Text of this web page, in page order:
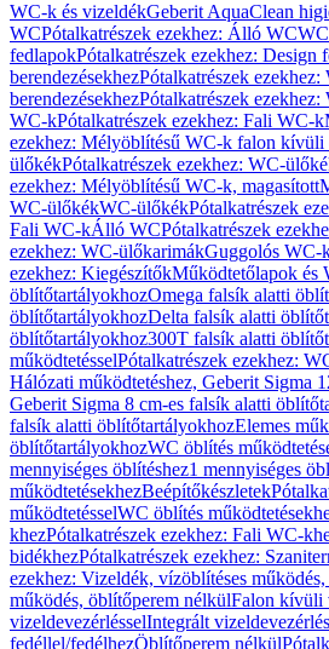
WC-k és vizeldékGeberit AquaClean
WCPótalkatrészek ezekhez: Álló WC
fedlapokPótalkatrészek ezekhez: Design
berendezésekhezPótalkatrészek ezekhez:
berendezésekhezPótalkatrészek ezekhez:
WC-kPótalkatrészek ezekhez: Fali WC-k
ezekhez: Mélyöblítésű WC-k falon kívüli
ülőkékPótalkatrészek ezekhez: WC-
ezekhez: Mélyöblítésű WC-k, magasított
WC-ülőkékWC-ülőkékPótalkatrészek
Fali WC-kÁlló WCPótalkatrészek
ezekhez: WC-ülőkarimákGuggolós WC-
ezekhez: KiegészítőkMűködtetőlapok és
öblítőtartályokhozOmega falsík alatti
öblítőtartályokhozDelta falsík alatti
öblítőtartályokhoz300T falsík alatti
működtetésselPótalkatrészek ezekhez:
Hálózati működtetéshez, Geberit Sigma
Geberit Sigma 8 cm-es falsík alatti
falsík alatti öblítőtartályokhozElemes
öblítőtartályokhozWC öblítés
mennyiséges öblítéshez1 mennyiséges
működtetésekhezBeépítőkészletek
működtetésselWC öblítés
khezPótalkatrészek ezekhez: Fali WC-
bidékhezPótalkatrészek ezekhez:
ezekhez: Vizeldék, vízöblítéses
működés, öblítőperem nélkülFalon kívüli
vizeldevezérlésselIntegrált
fedéllel/fedélhezÖblítőperem nélkül